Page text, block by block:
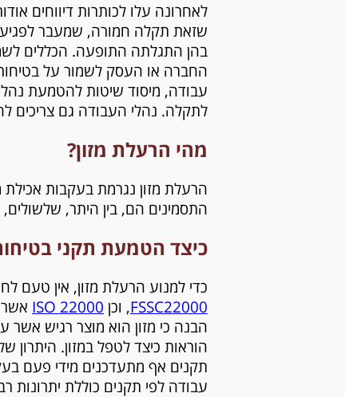
לאחרונה עלו לכותרות דיווחים
שזאת תקלה חמורה, שמעבר
בהן התגלתה התופעה. הכללים
החברה או העסק לשמור על בטיחות
עבודה, מיסוד שיטות להטמעת
לתקלה. נהלי העבודה גם צריכים
מהי הרעלת מזון?
הרעלת מזון נגרמת בעקבות אכילת
התסמינים הם, בין היתר, שלשולים,
כיצד הטמעת תקני
כדי למנוע הרעלת מזון, אין טעם
,FSSC22000 וכן ISO 22000 אשר
הבנה כי מזון הוא מוצר רגיש אשר
הוראות כיצד לטפל במזון.
תקנים אף מתעדכנים מידי פעם
עבודה לפי תקנים כוללת יתרונות